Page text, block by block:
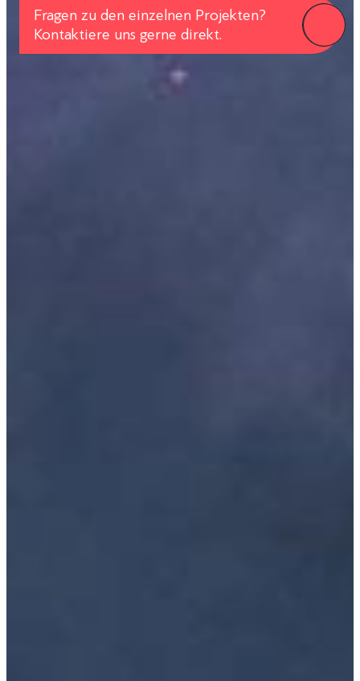
Fragen zu den einzelnen Projekten?
Kontaktiere uns gerne direkt.